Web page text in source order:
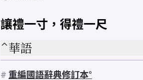
讓禮一寸，得禮一尺
華語
# 重編國語辭典修訂本